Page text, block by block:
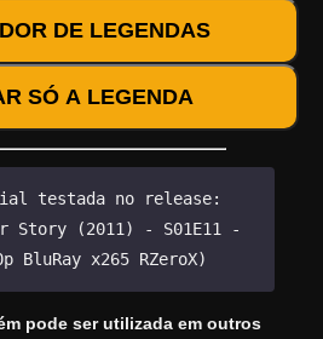
DE LEGENDAS
SÓ A LEGENDA
testada no release:
Story (2011) - S01E11 -
BluRay x265 RZeroX)
pode ser utilizada em outros